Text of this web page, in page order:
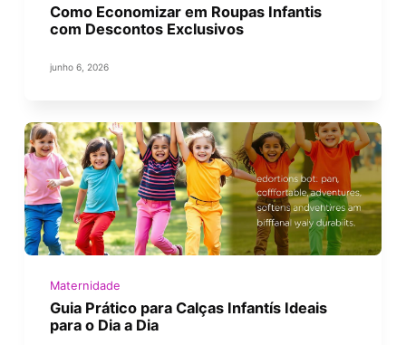
Como Economizar em Roupas Infantis
com Descontos Exclusivos
junho 6, 2026
Maternidade
Guia Prático para Calças Infantís Ideais
para o Dia a Dia